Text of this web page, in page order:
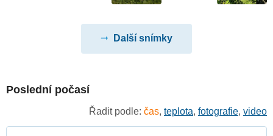
Další snímky
Poslední počasí
Řadit podle: čas, teplota, fotografie, video